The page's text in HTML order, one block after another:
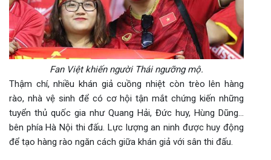
Fan Việt khiến người Thái ngưỡng mộ.
Thậm chí, nhiều khán giả cuồng nhiệt còn trèo lên hàng
rào, nhà vệ sinh để có cơ hội tận mắt chứng kiến những
tuyển thủ quốc gia như Quang Hải, Đức huy, Hùng Dũng…
bên phía Hà Nội thi đấu. Lực lượng an ninh được huy động
để tạo hàng rào ngăn cách giữa khán giả với sân thi đấu.